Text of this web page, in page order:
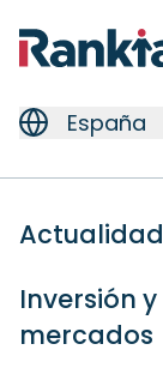
España
Actualidad
Inversión y
mercados